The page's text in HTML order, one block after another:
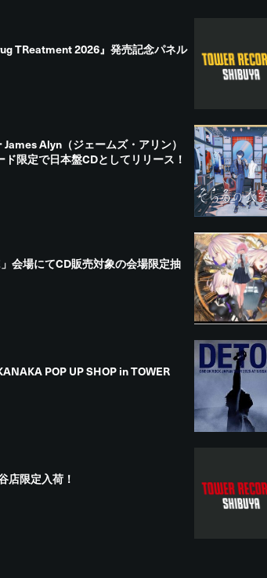
TReatment 2026』発売記念パネル
Alyn（ジェームズ・アリン）
限定で日本盤CDとしてリリース！
会場にてCD販売対象の会場限定抽
POP UP SHOP in TOWER
店限定入荷！